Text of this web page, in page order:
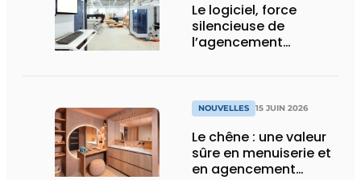
Le logiciel, force
silencieuse de
l’agencement
NOUVELLES 15 JUIN 2026
Le chêne : une valeur
sûre en menuiserie et
en agencement